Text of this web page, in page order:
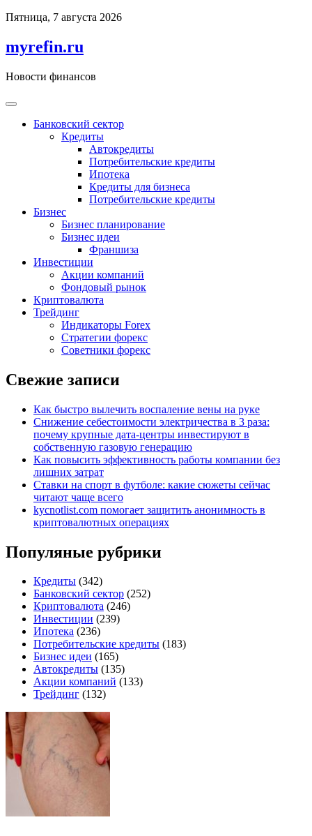
Перейти
содержимому
Пятница, 7 августа 2026
myrefin.ru
Новости финансов
Банковский сектор
Кредиты
Автокредиты
Потребительские кредиты
Ипотека
Кредиты для бизнеса
Потребительские кредиты
Бизнес
Бизнес планирование
Бизнес идеи
Франшиза
Инвестиции
Акции компаний
Фондовый рынок
Криптовалюта
Трейдинг
Индикаторы Forex
Стратегии форекс
Советники форекс
Свежие записи
Как быстро вылечить воспаление вены на руке
Снижение себестоимости электричества в 3 раза:
почему крупные дата-центры инвестируют в
собственную газовую генерацию
Как повысить эффективность работы компании без
лишних затрат
Ставки на спорт в футболе: какие сюжеты сейчас
читают чаще всего
kycnotlist.com помогает защитить анонимность в
криптовалютных операциях
Популяные рубрики
Кредиты (342)
Банковский сектор (252)
Криптовалюта (246)
Инвестиции (239)
Ипотека (236)
Потребительские кредиты (183)
Бизнес идеи (165)
Автокредиты (135)
Акции компаний (133)
Трейдинг (132)